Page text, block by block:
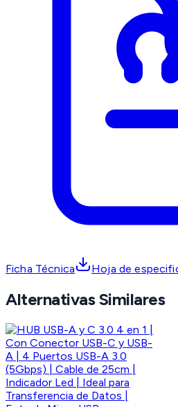
Ficha Técnica Hoja de
Alternativas Similares